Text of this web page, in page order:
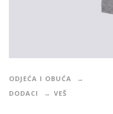
ODJEĆA I OBUĆA
DODACI
VEŠ